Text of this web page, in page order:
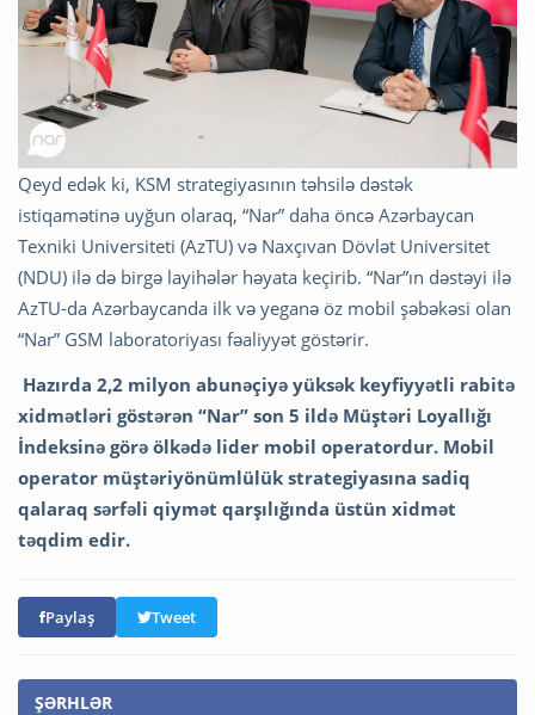
Qeyd edək ki, KSM strategiyasının təhsilə dəstək
istiqamətinə uyğun olaraq, “Nar” daha öncə Azərbaycan
Texniki Universiteti (AzTU) və Naxçıvan Dövlət Universitet
(NDU) ilə də birgə layihələr həyata keçirib. “Nar”ın dəstəyi ilə
AzTU-da Azərbaycanda ilk və yeganə öz mobil şəbəkəsi olan
“Nar” GSM laboratoriyası fəaliyyət göstərir.
Hazırda 2,2 milyon abunəçiyə yüksək keyfiyyətli rabitə
xidmətləri göstərən “Nar” son 5 ildə Müştəri Loyallığı
İndeksinə görə ölkədə lider mobil operatordur. Mobil
operator müştəriyönümlülük strategiyasına sadiq
qalaraq sərfəli qiymət qarşılığında üstün xidmət
təqdim edir.
Paylaş Tweet
ŞƏRHLƏR